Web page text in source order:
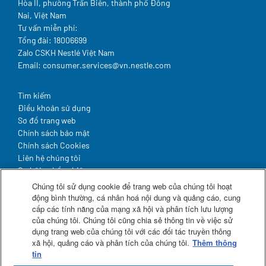
Hòa II, phường Trấn Biên, thành phố Đồng
Nai, Việt Nam
Tư vấn miễn phí:
Tổng đài: 18006699
Zalo CSKH Nestlé Việt Nam
Email: consumer.services@vn.nestle.com
Legal
Tìm kiếm
Điều khoản sử dụng
Sơ đồ trang web
Chính sách bảo mật
Chính sách Cookies
Liên hệ chúng tôi
Cơ hội nghề nghiệp
Hợp tác & Đầu tư
Theo dõi chúng tôi
Facebook
Zalo
Chúng tôi sử dụng cookie để trang web của chúng tôi hoạt
động bình thường, cá nhân hoá nội dung và quảng cáo, cung
cấp các tính năng của mạng xã hội và phân tích lưu lượng
của chúng tôi. Chúng tôi cũng chia sẻ thông tin về việc sử
dụng trang web của chúng tôi với các đối tác truyền thông
xã hội, quảng cáo và phân tích của chúng tôi. Thêm thông
tin